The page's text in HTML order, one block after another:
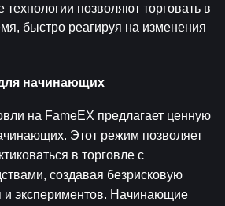
технологии позволяют торговать в
быстро реагируя на изменения
начинающих
на FameEX предлагает ценную
Этот режим позволяет
в торговле с
создавая безрисковую
и экспериментов. Начинающие